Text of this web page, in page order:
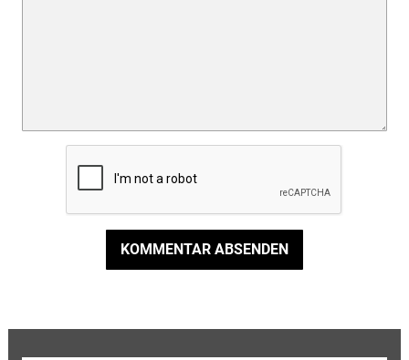
KOMMENTAR ABSENDEN